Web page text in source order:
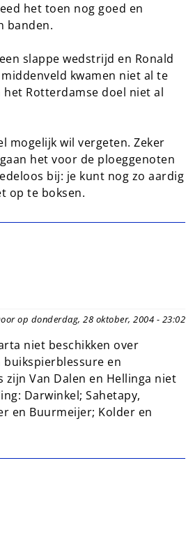
het toen nog goed en
banden.
slappe wedstrijd en Ronald
kwamen niet al te
Rotterdamse doel niet al
mogelijk wil vergeten. Zeker
het voor de ploeggenoten
bij: je kunt nog zo aardig
op te boksen.
op donderdag, 28 oktober, 2004 - 23:02
niet beschikken over
buikspierblessure en
zijn Van Dalen en Hellinga niet
Darwinkel; Sahetapy,
en Buurmeijer; Kolder en